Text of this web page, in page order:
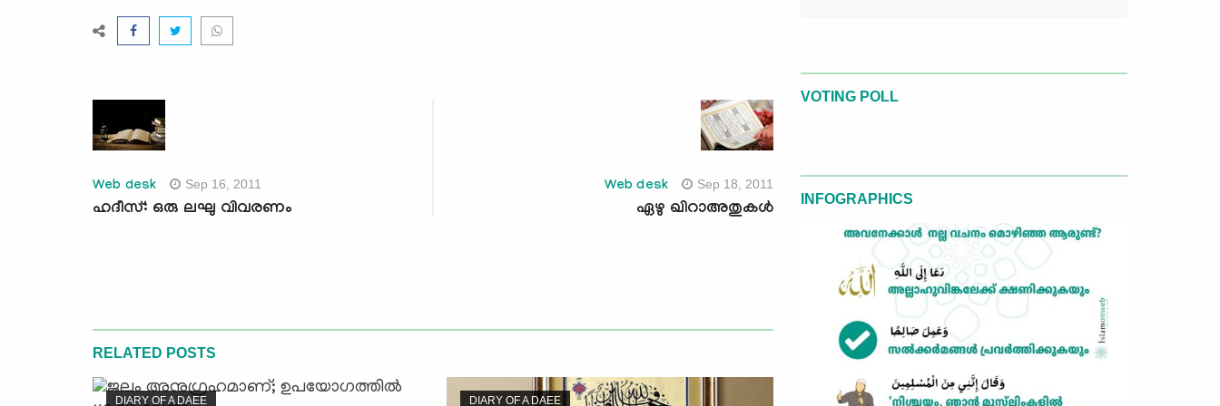
Web desk Sep 16, 2011
ഹദീസ്: ഒരു ലഘു വിവരണം
Web desk Sep 18, 2011
ഏഴു ഖിറാഅതുകള്‍
RELATED POSTS
DIARY OF A DAEE DIARY OF A DAEE
VOTING POLL
INFOGRAPHICS